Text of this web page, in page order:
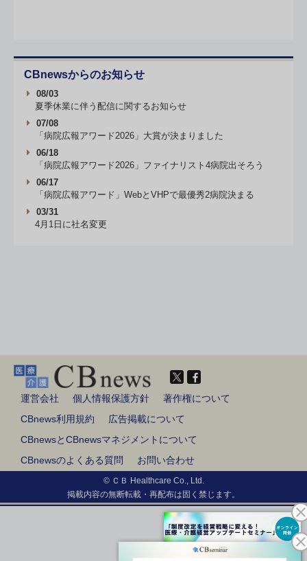
CBnewsからのお知らせ
08/03
夏季休業に伴う配信に関するお知らせ
07/08
「病院広報アワード2026」大賞が決まりました
06/18
「病院広報アワード2026」ファイナリスト4病院出そろう
06/17
「病院広報アワード」WebとVHPで最優秀2病院決まる
03/31
4月1日に社名変更
運営会社 個人情報保護方針
著作権について
CBnews利用規約
広告掲載について
CBnewsとCBnewsマネジメントについて
CBnewsのよくある質問
お問い合わせ
© ＣＢ Healthcare Co., Ltd.
掲載内容の無断転載・再配布は固く禁じます。